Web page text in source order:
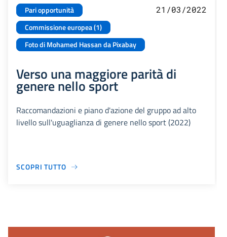
Pari opportunità
Commissione europea (1)
Foto di Mohamed Hassan da Pixabay
21/03/2022
Verso una maggiore parità di
genere nello sport
Raccomandazioni e piano d'azione del gruppo ad alto
livello sull'uguaglianza di genere nello sport (2022)
SCOPRI TUTTO